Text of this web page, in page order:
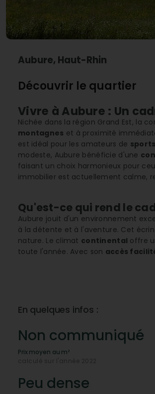
Aubure, Haut-Rhin
Découvrir le quartier
Vivre à Aubure : Un
Nichée dans la région Grand Est, la
montagnes et à proximité
est idéal pour les amateurs de
modeste, Aubure bénéficie d'une
faisant un choix harmonieux pour
immobilier est actuellement calme,
Qu'est-ce qui rend le
Aubure jouit d'un environnement
à la détente et à l'aventure. Cet
nature. Le climat continental offre
toute l'année. Avec son accès
Une vie sociale et
rapide pour les moments de
handicapéssouligne une démarche
Comment Aubure se
?
Aubure est riche d'un savoir-faire
ainsi queplombiers
En quelques infos :
Non communiqué
Prix moyen au m²
calculé sur l'année 2022
Peu dense